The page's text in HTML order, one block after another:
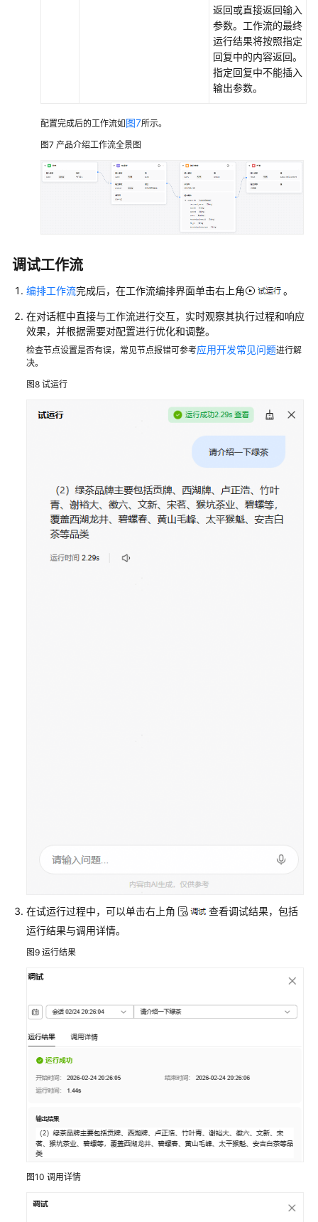
返回或直接返回输入
参数。工作流的最终
运行结果将按照指定
回复中的内容返回。
指定回复中不能插入
输出参数。
配置完成后的工作流如图7所示。
图7 产品介绍工作流全景图
调试工作流
编排工作流完成后，在工作流编排界面单击右上角 。
在对话框中直接与工作流进行交互，实时观察其执行过程和响应
效果，并根据需要对配置进行优化和调整。
检查节点设置是否有误，常见节点报错可参考应用开发常见问题进行解
决。
图8 试运行
在试运行过程中，可以单击右上角
查看调试结果，包括
运行结果与调用详情。
图9 运行结果
图10 调用详情